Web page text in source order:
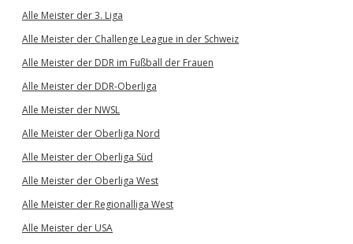
Alle Meister der 3. Liga
Alle Meister der Challenge League in der Schweiz
Alle Meister der DDR im Fußball der Frauen
Alle Meister der DDR-Oberliga
Alle Meister der NWSL
Alle Meister der Oberliga Nord
Alle Meister der Oberliga Süd
Alle Meister der Oberliga West
Alle Meister der Regionalliga West
Alle Meister der USA